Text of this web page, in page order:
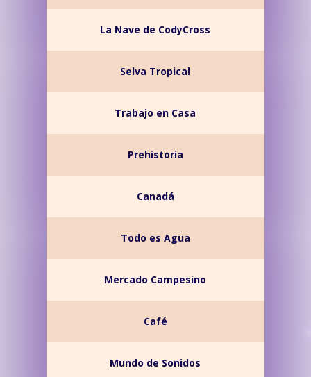
La Nave de CodyCross
Selva Tropical
Trabajo en Casa
Prehistoria
Canadá
Todo es Agua
Mercado Campesino
Café
Mundo de Sonidos